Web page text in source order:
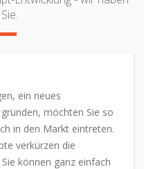
ein neues
möchten Sie so
in den Markt eintreten.
verkürzen die
können ganz einfach